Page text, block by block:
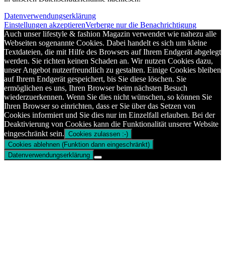
Datenverwendungserklärung
Einstellungen akzeptierenVerberge nur die Benachrichtigung
Auch unser lifestyle & fashion Magazin verwendet wie nahezu alle
Webseiten sogenannte Cookies. Dabei handelt es sich um kleine
Textdateien, die mit Hilfe des Browsers auf Ihrem Endgerät abgelegt
werden. Sie richten keinen Schaden an. Wir nutzen Cookies dazu,
unser Angebot nutzerfreundlich zu gestalten. Einige Cookies bleiben
auf Ihrem Endgerät gespeichert, bis Sie diese löschen. Sie
ermöglichen es uns, Ihren Browser beim nächsten Besuch
wiederzuerkennen. Wenn Sie dies nicht wünschen, so können Sie
Ihren Browser so einrichten, dass er Sie über das Setzen von
Cookies informiert und Sie dies nur im Einzelfall erlauben. Bei der
Deaktivierung von Cookies kann die Funktionalität unserer Website
eingeschränkt sein. Cookies zulassen :-)
Cookies ablehnen (Funktion dann eingeschränkt)
Datenverwendungserklärung